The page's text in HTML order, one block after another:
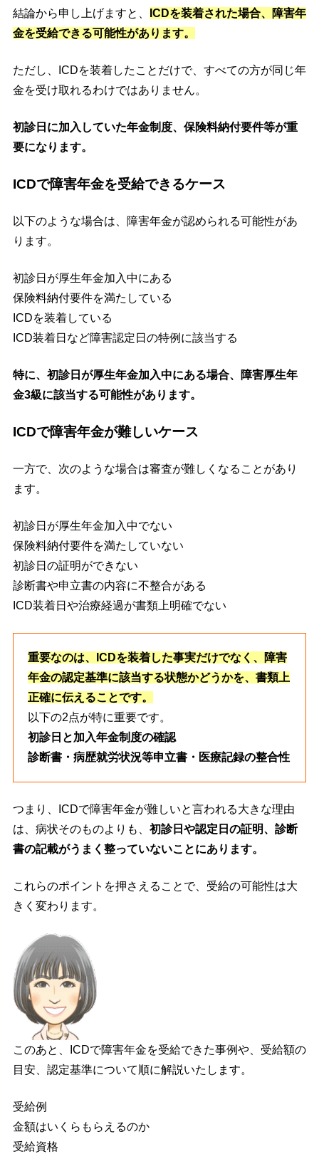
結論から申し上げますと、
ICDを装着された場合、障害年
金を受給できる可能性があります。
ただし、ICDを装着したことだけで、すべての方が同じ年
金を受け取れるわけではありません。
初診日に加入していた年金制度、保険料納付要件等が重
要になります。
ICDで障害年金を受給できるケース
以下のような場合は、障害年金が認められる可能性があ
ります。
初診日が厚生年金加入中にある
保険料納付要件を満たしている
ICDを装着している
ICD装着日など障害認定日の特例に該当する
特に、初診日が厚生年金加入中にある場合、障害厚生年
金3級に該当する可能性があります。
ICDで障害年金が難しいケース
一方で、次のような場合は審査が難しくなることがあり
ます。
初診日が厚生年金加入中でない
保険料納付要件を満たしていない
初診日の証明ができない
診断書や申立書の内容に不整合がある
ICD装着日や治療経過が書類上明確でない
重要なのは、ICDを装着した事実だけでなく、障害
年金の認定基準に該当する状態かどうかを、書類上
正確に伝えることです。
以下の2点が特に重要です。
初診日と加入年金制度の確認
診断書・病歴就労状況等申立書・医療記録の整合性
つまり、ICDで障害年金が難しいと言われる大きな理由
は、病状そのものよりも、 初診日や認定日の証明、診断
書の記載がうまく整っていないことにあります。
これらのポイントを押さえることで、受給の可能性は大
きく変わります。
このあと、ICDで障害年金を受給できた事例や、受給額の
目安、認定基準について順に解説いたします。
受給例
金額はいくらもらえるのか
受給資格